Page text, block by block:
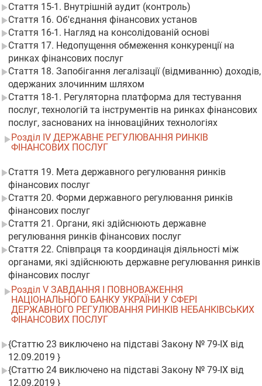
Стаття 15-1. Внутрішній аудит (контроль)
Стаття 16. Об'єднання фінансових установ
Стаття 16-1. Нагляд на консолідованій основі
Стаття 17. Недопущення обмеження конкуренції на
ринках фінансових послуг
Стаття 18. Запобігання легалізації (відмиванню) доходів,
одержаних злочинним шляхом
Стаття 18-1. Регуляторна платформа для тестування
послуг, технологій та інструментів на ринках фінансових
послуг, заснованих на інноваційних технологіях
Розділ IV ДЕРЖАВНЕ РЕГУЛЮВАННЯ РИНКІВ
ФІНАНСОВИХ ПОСЛУГ
Стаття 19. Мета державного регулювання ринків
фінансових послуг
Стаття 20. Форми державного регулювання ринків
фінансових послуг
Стаття 21. Органи, які здійснюють державне
регулювання ринків фінансових послуг
Стаття 22. Співпраця та координація діяльності між
органами, які здійснюють державне регулювання ринків
фінансових послуг
Розділ V ЗАВДАННЯ І ПОВНОВАЖЕННЯ
НАЦІОНАЛЬНОГО БАНКУ УКРАЇНИ У СФЕРІ
ДЕРЖАВНОГО РЕГУЛЮВАННЯ РИНКІВ НЕБАНКІВСЬКИХ
ФІНАНСОВИХ ПОСЛУГ
{Статтю 23 виключено на підставі Закону № 79-IX від
12.09.2019 }
{Статтю 24 виключено на підставі Закону № 79-IX від
12.09.2019 }